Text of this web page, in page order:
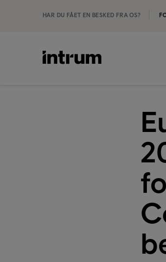
HAR DU FÅET EN BESKED FRA OS?